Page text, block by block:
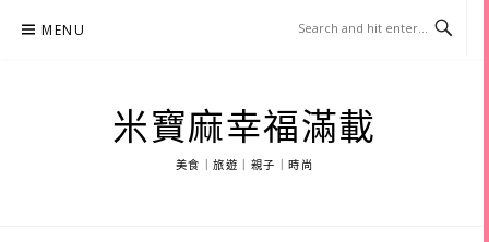
MENU
米寶麻幸福滿載
美食｜旅遊｜親子｜時尚